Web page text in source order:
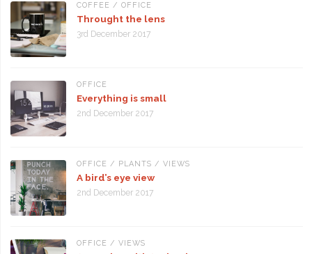
COFFEE / OFFICE
Throught the lens
3rd December 2017
OFFICE
Everything is small
2nd December 2017
OFFICE / PLANTS / VIEWS
A bird’s eye view
2nd December 2017
OFFICE / VIEWS